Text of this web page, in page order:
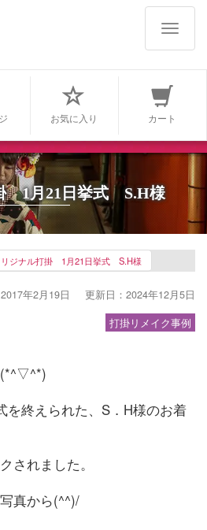
お気に入り カート
1月21日挙式 S.H様
リジナル打掛 1月21日挙式 S.H様
年2月19日 更新日：2024年12月5日
打掛リメイク事例
(*^▽^*)
を終えられた、S．H様のお着
されました。
真から(^^)/